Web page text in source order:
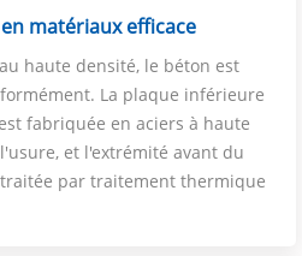
matériaux efficace
haute densité, le béton est
La plaque inférieure
fabriquée en aciers à haute
et l'extrémité avant du
par traitement thermique